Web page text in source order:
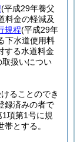
(平成29年養父
料金の軽減及
規程(平成29年
下水道使用料
する水道料金
取扱いについ
ることのでき
録済みの者で
項第1号に規
とする。